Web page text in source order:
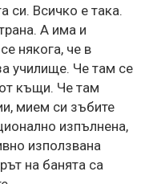
си. Всичко е така.
А има и
някога, че в
училище. Че там се
къщи. Че там
мием си зъбите
изпълнена,
използвана
на банята са